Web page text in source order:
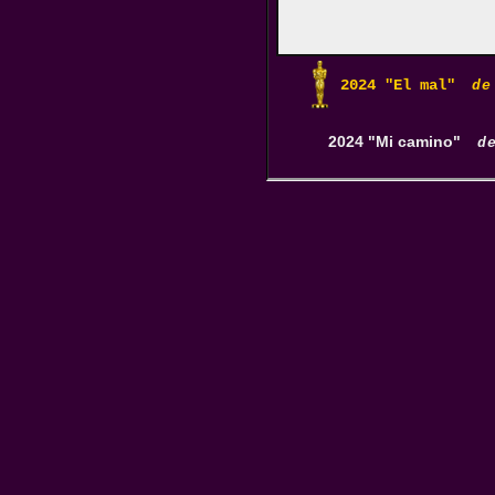
2024 "El mal"
2024 "Mi camino"